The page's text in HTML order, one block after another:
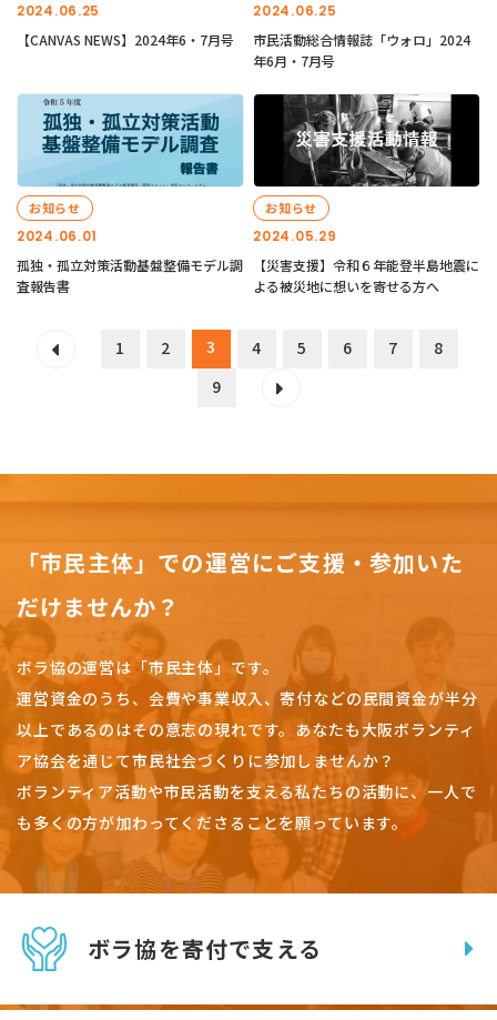
2024.06.25
【CANVAS NEWS】2024年6・7月号
2024.06.25
市民活動総合情報誌「ウォロ」2024
年6月・7月号
2024.06.01
お知らせ
孤独・孤立対策活動基盤整備モデル調
査報告書
2024.05.29
お知らせ
【災害支援】令和６年能登半島地震に
よる被災地に想いを寄せる方へ
1 2 3 4 5 6 7
8
9
「市民主体」での運営にご支援・参加いた
だけませんか？
ボラ協の運営は「市民主体」です。
運営資金のうち、会費や事業収入、寄付などの民間資金が半分
以上であるのはその意志の現れです。 あなたも大阪ボランティ
ア協会を通じて市民社会づくりに参加しませんか？
ボランティア活動や市民活動を支える私たちの活動に、一人で
も多くの方が加わってくださることを願っています。
ボラ協を寄付で支える